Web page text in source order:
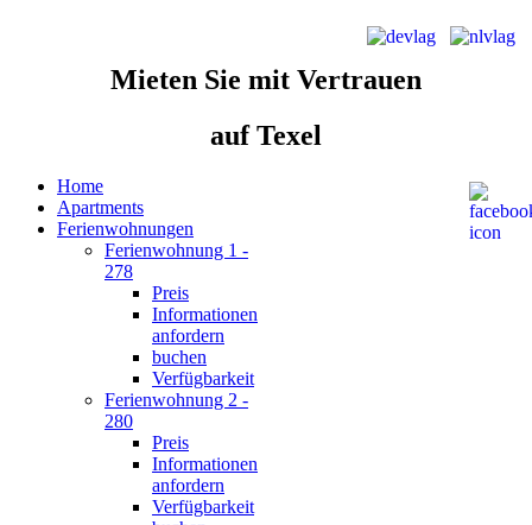
Mieten Sie mit Vertrauen
auf Texel
Home
Apartments
Ferienwohnungen
Ferienwohnung 1 -
278
Preis
Informationen
anfordern
buchen
Verfügbarkeit
Ferienwohnung 2 -
280
Preis
Informationen
anfordern
Verfügbarkeit